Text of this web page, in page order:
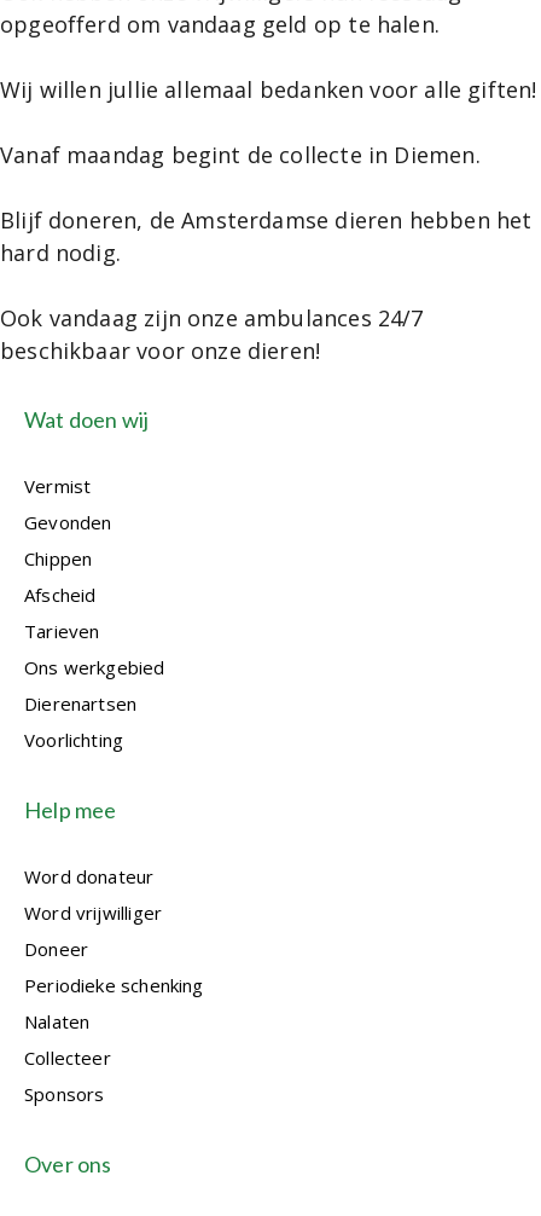
opgeofferd om vandaag geld op te halen.
Wij willen jullie allemaal bedanken voor alle giften!
Vanaf maandag begint de collecte in Diemen.
Blijf doneren, de Amsterdamse dieren hebben het
hard nodig.
Ook vandaag zijn onze ambulances 24/7
beschikbaar voor onze dieren!
Wat doen wij
Vermist
Gevonden
Chippen
Afscheid
Tarieven
Ons werkgebied
Dierenartsen
Voorlichting
Help mee
Word donateur
Word vrijwilliger
Doneer
Periodieke schenking
Nalaten
Collecteer
Sponsors
Over ons